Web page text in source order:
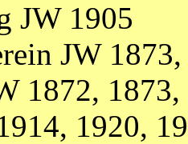
JW 1905
JW
1872,
1920,